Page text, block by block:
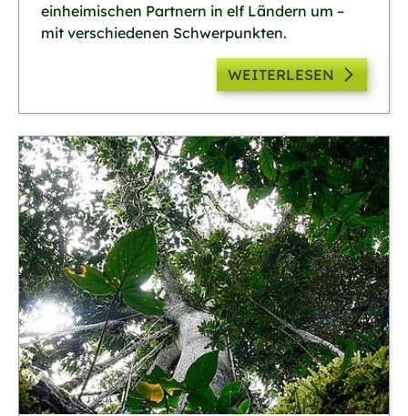
einheimischen Partnern in elf Ländern um –
mit verschiedenen Schwerpunkten.
WEITERLESEN